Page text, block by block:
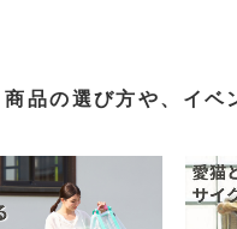
商品の選び方や、イベ